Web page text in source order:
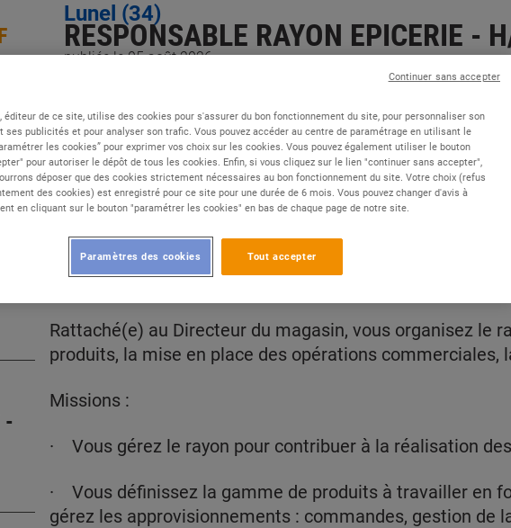
F
-
publiée le 05 août 2026
RESPONSABLE RAYON EPICERIE -
Lunel (34)
Type de contrat :CDI
Expérience :Confirmé
Études :Bac à Bac+2
DESCRIPTION
Rattaché(e) au Directeur du magasin, vous organisez le
produits, la mise en place des opérations commerciales,
Missions :
· Vous gérez le rayon pour contribuer à la réalisation
· Vous définissez la gamme de produits à travailler en
gérez les approvisionnements : commandes, gestion de
éditeur de ce site, utilise des cookies pour s'assurer du bon fonctionnement du site, pour personnaliser son
ses publicités et pour analyser son trafic. Vous pouvez accéder au centre de paramétrage en utilisant le
les cookies” pour exprimer vos choix sur les cookies. Vous pouvez également utiliser le bouton
pour autoriser le dépôt de tous les cookies. Enfin, si vous cliquez sur le lien "continuer sans accepter",
déposer que des cookies strictement nécessaires au bon fonctionnement du site. Votre choix (refus
des cookies) est enregistré pour ce site pour une durée de 6 mois. Vous pouvez changer d'avis à
en cliquant sur le bouton "paramétrer les cookies" en bas de chaque page de notre site.
Tout accepter
Paramètres des cookies
Continuer sans accepter